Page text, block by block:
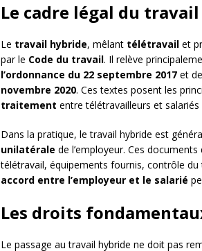
Le cadre légal du
Le travail hybride, mêlant télétravail et
par le Code du travail. Il relève
l’ordonnance du 22 septembre 2017 et
novembre 2020. Ces textes posent les
traitement entre télétravailleurs et salariés
Dans la pratique, le travail hybride est
unilatérale de l’employeur. Ces
télétravail, équipements fournis, contrôle
accord entre l’employeur et le salarié
Les droits
Le passage au travail hybride ne doit pas